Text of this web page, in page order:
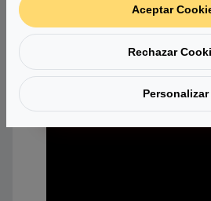
Aceptar
Rechazar
Personalizar